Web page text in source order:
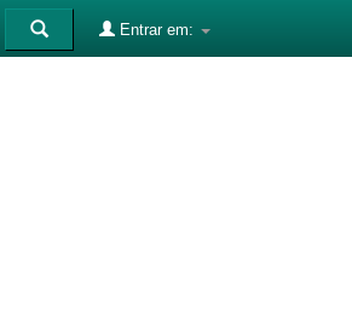
Entrar em: